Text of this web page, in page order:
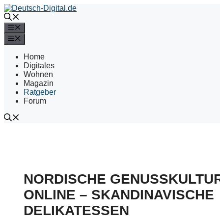
Zum
Inhalt
springen
Home
Digitales
Wohnen
Magazin
Ratgeber
Forum
NORDISCHE
ONLINE – SKANDINAVISCHE
DELIKATESSEN